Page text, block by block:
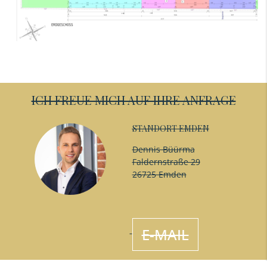
ICH FREUE MICH AUF IHRE ANFRAGE
STANDORT EMDEN
Dennis Büürma
Faldernstraße 29
26725 Emden
E-MAIL